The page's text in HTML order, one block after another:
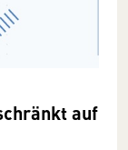
auf